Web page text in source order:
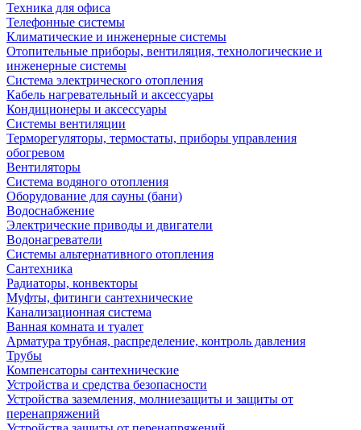
Техника для офиса
Телефонные системы
Климатические и инженерные системы
Отопительные приборы, вентиляция, технологические и
инженерные системы
Система электрического отопления
Кабель нагревательный и аксессуары
Кондиционеры и аксессуары
Системы вентиляции
Терморегуляторы, термостаты, приборы управления
обогревом
Вентиляторы
Система водяного отопления
Оборудование для сауны (бани)
Водоснабжение
Электрические приводы и двигатели
Водонагреватели
Системы альтернативного отопления
Сантехника
Радиаторы, конвекторы
Муфты, фитинги сантехнические
Канализационная система
Ванная комната и туалет
Арматура трубная, распределение, контроль давления
Трубы
Компенсаторы сантехнические
Устройства и средства безопасности
Устройства заземления, молниезащиты и защиты от
перенапряжений